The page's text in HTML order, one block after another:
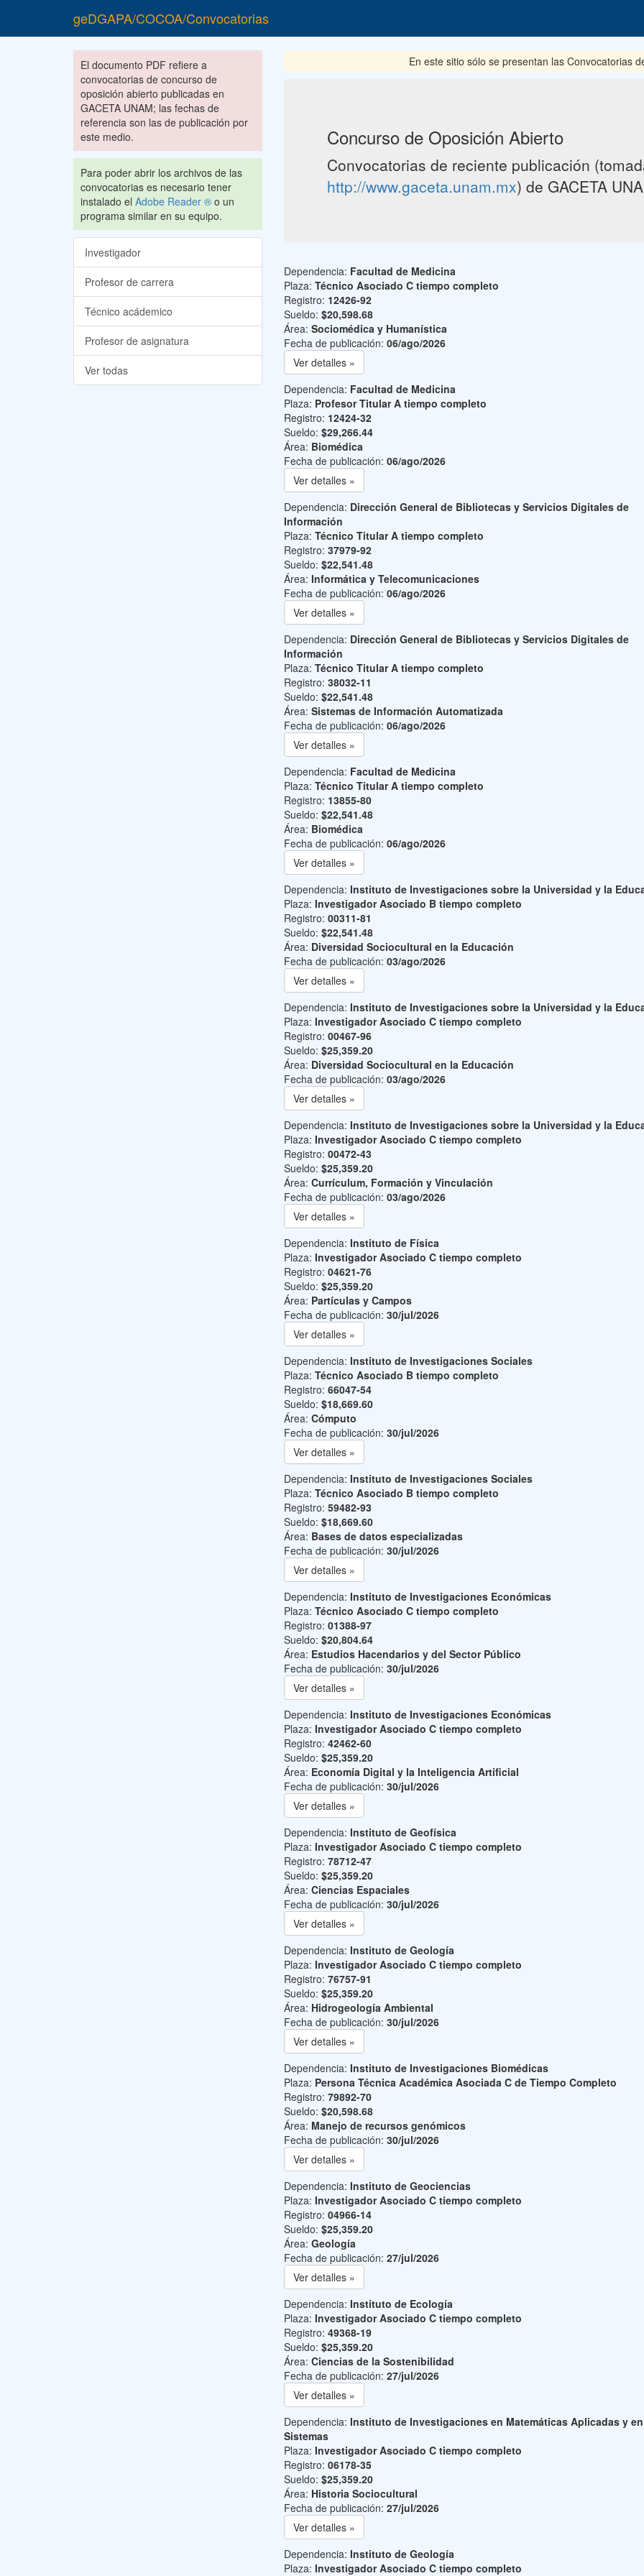
geDGAPA/COCOA/Convocatorias
El documento PDF refiere a
convocatorias de concurso de
oposición abierto publicadas en
GACETA UNAM; las fechas de
referencia son las de publicación por
este medio.
Para poder abrir los archivos de las
convocatorias es necesario tener
instalado el Adobe Reader ® o un
programa similar en su equipo.
Investigador
Profesor de carrera
Técnico acádemico
Profesor de asignatura
Ver todas
En este sitio sólo se presentan las Convocatorias del
Concurso de Oposición Abierto
Convocatorias de reciente publicación
http://www.gaceta.unam.mx) de GACETA
Dependencia: Facultad de Medicina
Plaza: Técnico Asociado C tiempo completo
Registro: 12426-92
Sueldo: $20,598.68
Área: Sociomédica y Humanística
Fecha de publicación: 06/ago/2026
Ver detalles »
Dependencia: Facultad de Medicina
Plaza: Profesor Titular A tiempo completo
Registro: 12424-32
Sueldo: $29,266.44
Área: Biomédica
Fecha de publicación: 06/ago/2026
Ver detalles »
Dependencia: Dirección General de Bibliotecas y Servicios Digitales de
Información
Plaza: Técnico Titular A tiempo completo
Registro: 37979-92
Sueldo: $22,541.48
Área: Informática y Telecomunicaciones
Fecha de publicación: 06/ago/2026
Ver detalles »
Dependencia: Dirección General de Bibliotecas y Servicios Digitales de
Información
Plaza: Técnico Titular A tiempo completo
Registro: 38032-11
Sueldo: $22,541.48
Área: Sistemas de Información Automatizada
Fecha de publicación: 06/ago/2026
Ver detalles »
Dependencia: Facultad de Medicina
Plaza: Técnico Titular A tiempo completo
Registro: 13855-80
Sueldo: $22,541.48
Área: Biomédica
Fecha de publicación: 06/ago/2026
Ver detalles »
Dependencia: Instituto de Investigaciones sobre la Universidad y la
Plaza: Investigador Asociado B tiempo completo
Registro: 00311-81
Sueldo: $22,541.48
Área: Diversidad Sociocultural en la Educación
Fecha de publicación: 03/ago/2026
Ver detalles »
Dependencia: Instituto de Investigaciones sobre la Universidad y la
Plaza: Investigador Asociado C tiempo completo
Registro: 00467-96
Sueldo: $25,359.20
Área: Diversidad Sociocultural en la Educación
Fecha de publicación: 03/ago/2026
Ver detalles »
Dependencia: Instituto de Investigaciones sobre la Universidad y la
Plaza: Investigador Asociado C tiempo completo
Registro: 00472-43
Sueldo: $25,359.20
Área: Currículum, Formación y Vinculación
Fecha de publicación: 03/ago/2026
Ver detalles »
Dependencia: Instituto de Física
Plaza: Investigador Asociado C tiempo completo
Registro: 04621-76
Sueldo: $25,359.20
Área: Partículas y Campos
Fecha de publicación: 30/jul/2026
Ver detalles »
Dependencia: Instituto de Investigaciones Sociales
Plaza: Técnico Asociado B tiempo completo
Registro: 66047-54
Sueldo: $18,669.60
Área: Cómputo
Fecha de publicación: 30/jul/2026
Ver detalles »
Dependencia: Instituto de Investigaciones Sociales
Plaza: Técnico Asociado B tiempo completo
Registro: 59482-93
Sueldo: $18,669.60
Área: Bases de datos especializadas
Fecha de publicación: 30/jul/2026
Ver detalles »
Dependencia: Instituto de Investigaciones Económicas
Plaza: Técnico Asociado C tiempo completo
Registro: 01388-97
Sueldo: $20,804.64
Área: Estudios Hacendarios y del Sector Público
Fecha de publicación: 30/jul/2026
Ver detalles »
Dependencia: Instituto de Investigaciones Económicas
Plaza: Investigador Asociado C tiempo completo
Registro: 42462-60
Sueldo: $25,359.20
Área: Economía Digital y la Inteligencia Artificial
Fecha de publicación: 30/jul/2026
Ver detalles »
Dependencia: Instituto de Geofísica
Plaza: Investigador Asociado C tiempo completo
Registro: 78712-47
Sueldo: $25,359.20
Área: Ciencias Espaciales
Fecha de publicación: 30/jul/2026
Ver detalles »
Dependencia: Instituto de Geología
Plaza: Investigador Asociado C tiempo completo
Registro: 76757-91
Sueldo: $25,359.20
Área: Hidrogeología Ambiental
Fecha de publicación: 30/jul/2026
Ver detalles »
Dependencia: Instituto de Investigaciones Biomédicas
Plaza: Persona Técnica Académica Asociada C de Tiempo Completo
Registro: 79892-70
Sueldo: $20,598.68
Área: Manejo de recursos genómicos
Fecha de publicación: 30/jul/2026
Ver detalles »
Dependencia: Instituto de Geociencias
Plaza: Investigador Asociado C tiempo completo
Registro: 04966-14
Sueldo: $25,359.20
Área: Geología
Fecha de publicación: 27/jul/2026
Ver detalles »
Dependencia: Instituto de Ecología
Plaza: Investigador Asociado C tiempo completo
Registro: 49368-19
Sueldo: $25,359.20
Área: Ciencias de la Sostenibilidad
Fecha de publicación: 27/jul/2026
Ver detalles »
Dependencia: Instituto de Investigaciones en Matemáticas Aplicadas y en
Sistemas
Plaza: Investigador Asociado C tiempo completo
Registro: 06178-35
Sueldo: $25,359.20
Área: Historia Sociocultural
Fecha de publicación: 27/jul/2026
Ver detalles »
Dependencia: Instituto de Geología
Plaza: Investigador Asociado C tiempo completo